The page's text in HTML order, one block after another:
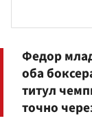
Федор
оба
титул
точно